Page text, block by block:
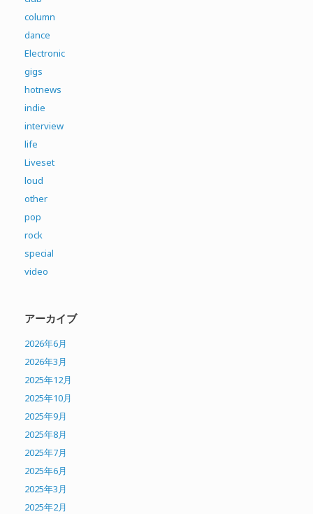
column
dance
Electronic
gigs
hotnews
indie
interview
life
Liveset
loud
other
pop
rock
special
video
アーカイブ
2026年6月
2026年3月
2025年12月
2025年10月
2025年9月
2025年8月
2025年7月
2025年6月
2025年3月
2025年2月